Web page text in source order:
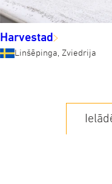
Harvestad
Linšēpinga, Zviedrija